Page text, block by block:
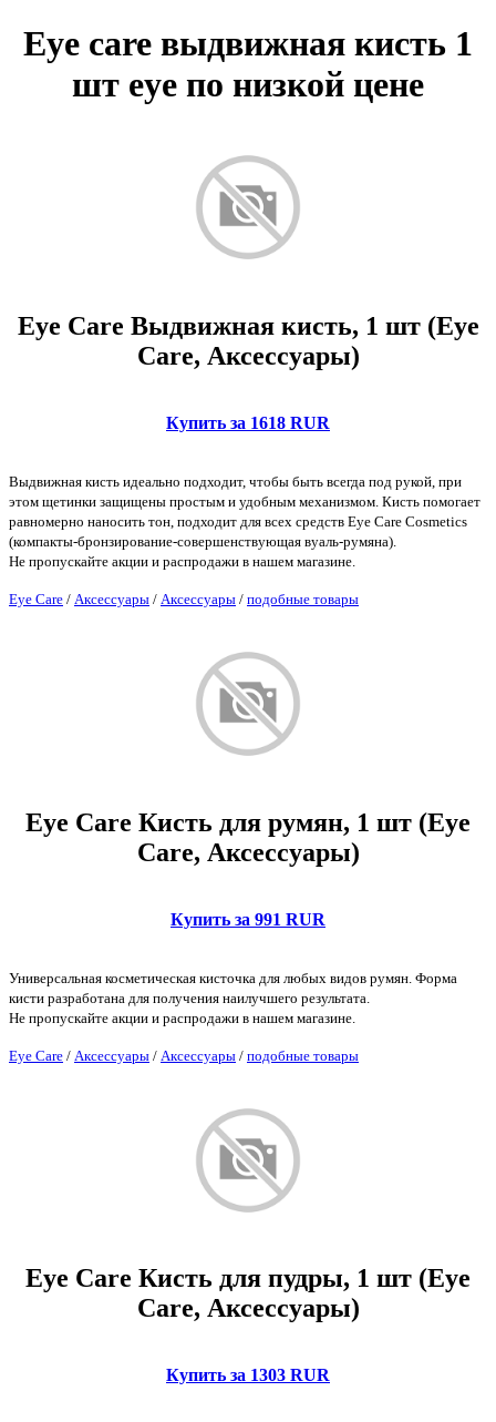
Eye care выдвижная кисть 1
шт eye по низкой цене
Eye Care Выдвижная кисть, 1 шт (Eye
Care, Аксессуары)
Купить за 1618 RUR
Выдвижная кисть идеально подходит, чтобы быть всегда под рукой, при
этом щетинки защищены простым и удобным механизмом. Кисть помогает
равномерно наносить тон, подходит для всех средств Eye Care Cosmetics
(компакты-бронзирование-совершенствующая вуаль-румяна).
Не пропускайте акции и распродажи в нашем магазине.
Eye Care / Аксессуары / Аксессуары / подобные товары
Eye Care Кисть для румян, 1 шт (Eye
Care, Аксессуары)
Купить за 991 RUR
Универсальная косметическая кисточка для любых видов румян. Форма
кисти разработана для получения наилучшего результата.
Не пропускайте акции и распродажи в нашем магазине.
Eye Care / Аксессуары / Аксессуары / подобные товары
Eye Care Кисть для пудры, 1 шт (Eye
Care, Аксессуары)
Купить за 1303 RUR